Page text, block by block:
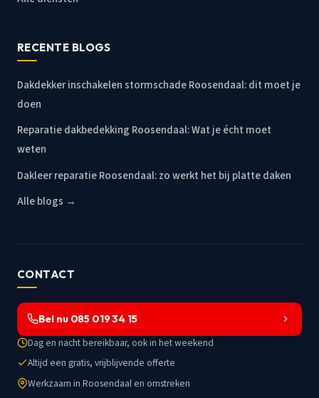
RECENTE BLOGS
Dakdekker inschakelen stormschade Roosendaal: dit moet je
doen
Reparatie dakbedekking Roosendaal: Wat je écht moet
weten
Dakleer reparatie Roosendaal: zo werkt het bij platte daken
Alle blogs →
CONTACT
Bel nu 085 019 34 15
Dag en nacht bereikbaar, ook in het weekend
Altijd een gratis, vrijblijvende offerte
Werkzaam in Roosendaal en omstreken